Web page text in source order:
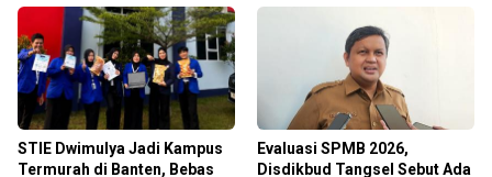
STIE Dwimulya Jadi Kampus
Termurah di Banten, Bebas
Evaluasi SPMB 2026,
Disdikbud Tangsel Sebut Ada